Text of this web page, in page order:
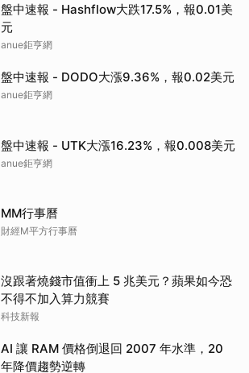
盤中速報 - Hashflow大跌17.5%，報0.01美
元
anue鉅亨網
盤中速報 - DODO大漲9.36%，報0.02美元
anue鉅亨網
盤中速報 - UTK大漲16.23%，報0.008美元
anue鉅亨網
MM行事曆
財經M平方行事曆
沒跟著燒錢市值衝上 5 兆美元？蘋果如今恐
不得不加入算力競賽
科技新報
AI 讓 RAM 價格倒退回 2007 年水準，20
年降價趨勢逆轉